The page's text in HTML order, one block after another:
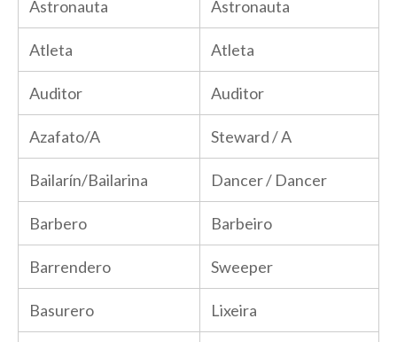
Astronauta Astronauta
Atleta Atleta
Auditor Auditor
Azafato/A Steward / A
Bailarín/Bailarina Dancer / Dancer
Barbero Barbeiro
Barrendero Sweeper
Basurero Lixeira